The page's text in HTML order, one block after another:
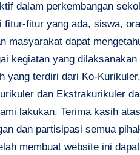
dalam perkembangan
fitur-fitur yang ada, siswa,
masyarakat dapat
kegiatan yang dilaksanakan
yang terdiri dari Ko-Kurikuler,
dan Ekstrakurikuler
lakukan. Terima kasih atas
dan partisipasi semua
membuat website ini dapat